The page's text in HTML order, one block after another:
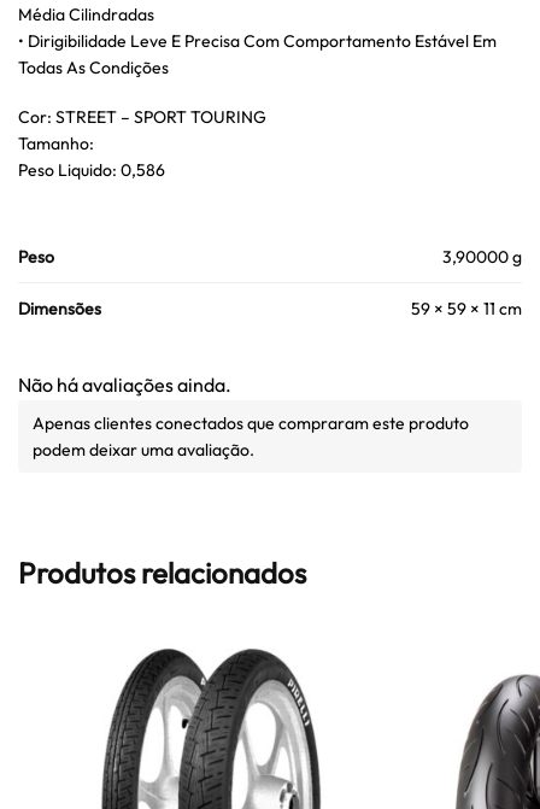
Média Cilindradas
• Dirigibilidade Leve E Precisa Com Comportamento Estável Em
Todas As Condições
Cor: STREET – SPORT TOURING
Tamanho:
Peso Liquido: 0,586
Peso 3,90000 g
Dimensões 59 × 59 × 11 cm
Não há avaliações ainda.
Apenas clientes conectados que compraram este produto
podem deixar uma avaliação.
Produtos relacionados